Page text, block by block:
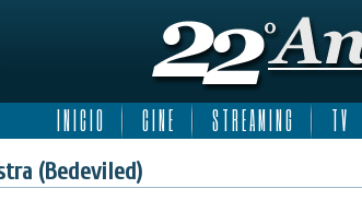
I N I C I O C I N E S T R E A M I N G T V
(Bedeviled)